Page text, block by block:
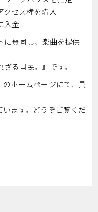
セス権を購入
入金
に賛同し、楽曲を提供
る国民。』です。
のホームページにて、具
ます。どうぞご覧くだ